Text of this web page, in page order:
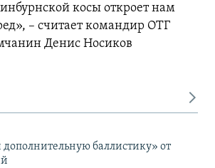
косы откроет нам
– считает командир ОТГ
Денис Носиков
баллистику» от